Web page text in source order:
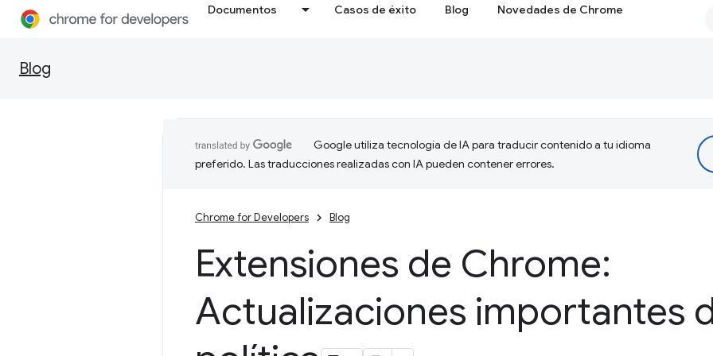
Documentos Casos de éxito Blog Novedades de Chrome
Blog
Google utiliza tecnología de IA para traducir contenido a tu idioma
preferido. Las traducciones realizadas con IA pueden contener errores.
Chrome for Developers Blog
Extensiones de Chrome:
Actualizaciones importantes